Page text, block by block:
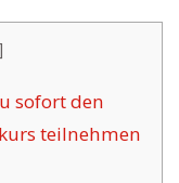
sofort den
teilnehmen